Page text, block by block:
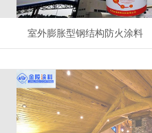
室外膨胀型钢结构防火涂料